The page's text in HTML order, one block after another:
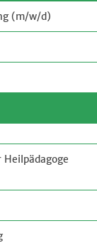
(m/w/d)
Heilpädagoge